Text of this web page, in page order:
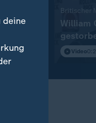
Britischer
William
Video
deine